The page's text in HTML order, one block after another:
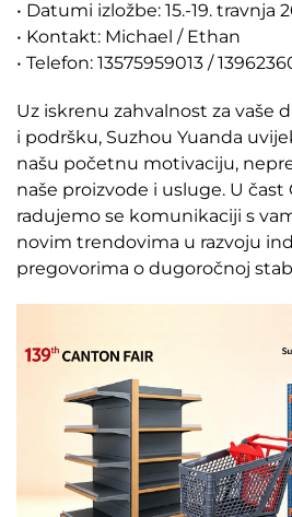
• Datumi izložbe: 15.-19. travnja
• Kontakt: Michael / Ethan
• Telefon: 13575959013 /
Uz iskrenu zahvalnost za vaše
i podršku, Suzhou Yuanda
našu početnu motivaciju,
naše proizvode i usluge. U čast
radujemo se komunikaciji s
novim trendovima u razvoju
pregovorima o dugoročnoj